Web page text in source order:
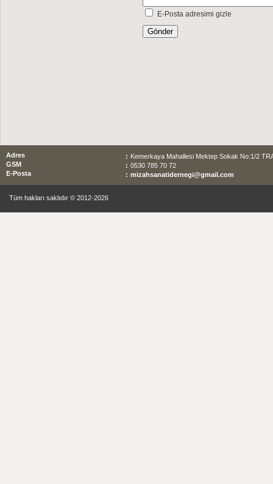
E-Posta adresimi gizle
Adres : Kemerkaya Mahallesi Mektep Sokak No:1/2
GSM
: 0530 785 70 72
E-Posta
: mizahsanatidernegi@gmail.com
Tüm hakları saklıdır © 2012-2026